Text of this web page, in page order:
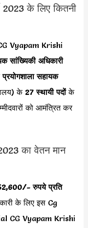
2023 के लिए कितनी
Vyapam Krishi
सांख्यिकी अधिकारी
प्रयोगशाला सहायक
के 27 स्थायी पदोंके
को आमंत्रित कर
का वेतन मान
रुपये प्रति
के लिए इस Cg
CG Vyapam Krishi